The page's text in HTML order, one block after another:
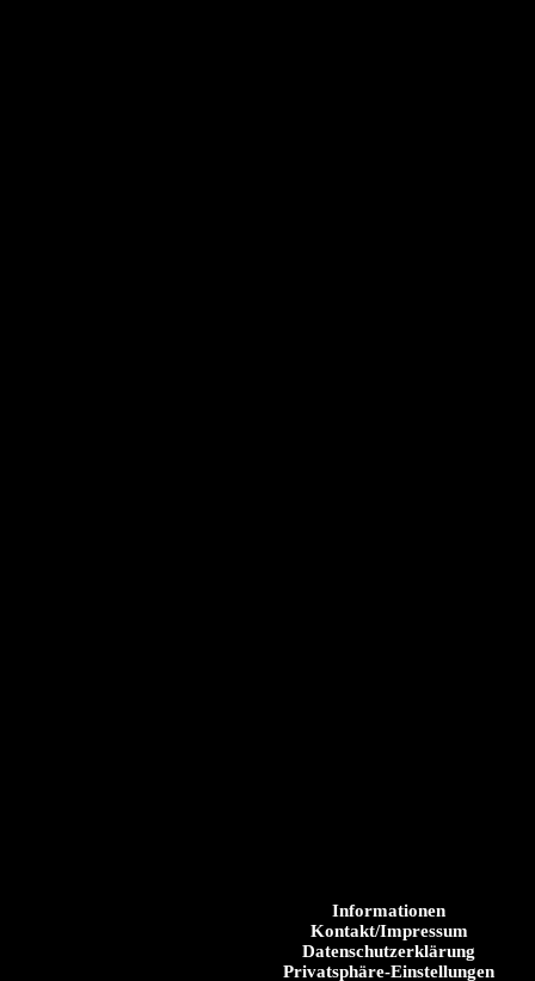
Informationen
Kontakt/Impressum
Datenschutzerklärung
Privatsphäre-Einstellungen